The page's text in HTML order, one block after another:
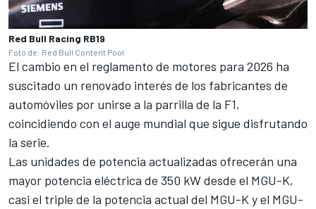
Red Bull Racing RB19
Foto de: Red Bull Content Pool
El cambio en el reglamento de motores para 2026 ha
suscitado un renovado interés de los fabricantes de
automóviles por unirse a la parrilla de la F1,
coincidiendo con el auge mundial que sigue disfrutando
la serie.
Las unidades de potencia actualizadas ofrecerán una
mayor potencia eléctrica de 350 kW desde el MGU-K,
casi el triple de la potencia actual del MGU-K y el MGU-